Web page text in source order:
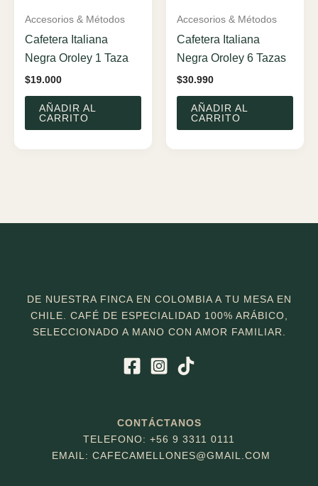
Accesorios & Métodos
Cafetera Italiana
Negra Oroley 1 Taza
$19.000
AÑADIR AL
CARRITO
Accesorios & Métodos
Cafetera Italiana
Negra Oroley 6 Tazas
$30.990
AÑADIR AL
CARRITO
DE NUESTRA FINCA EN COLOMBIA A TU MESA EN
CHILE. CAFÉ DE ESPECIALIDAD 100% ARÁBICO,
SELECCIONADO A MANO CON AMOR FAMILIAR.
CONTÁCTANOS
TELEFONO: +56 9 3311 0111
EMAIL: CAFECAMELLONES@GMAIL.COM